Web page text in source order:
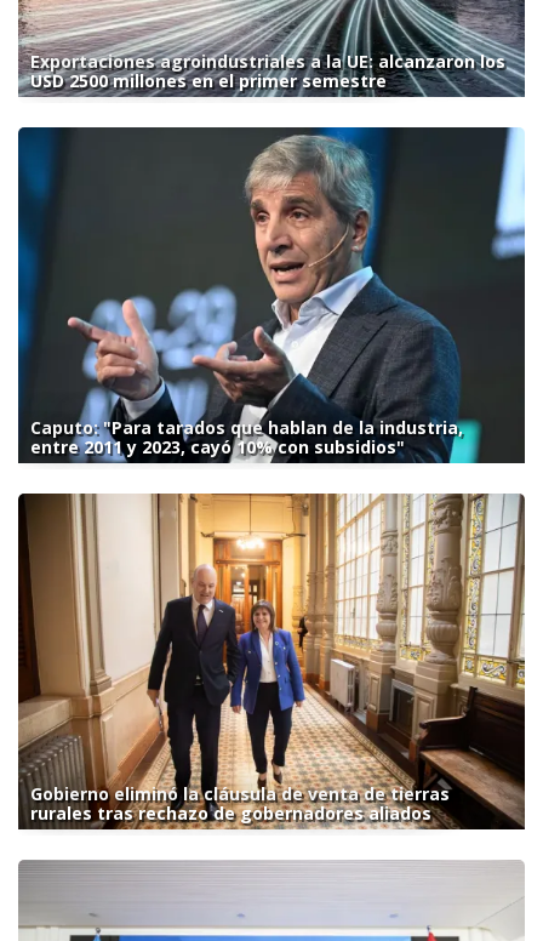
Exportaciones agroindustriales a la UE: alcanzaron los
USD 2500 millones en el primer semestre
Caputo: "Para tarados que hablan de la industria,
entre 2011 y 2023, cayó 10% con subsidios"
Gobierno eliminó la cláusula de venta de tierras
rurales tras rechazo de gobernadores aliados